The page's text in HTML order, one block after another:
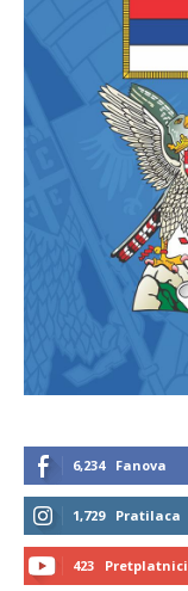
6,234 Fanova
1,729 Pratilaca
423 Pretplatnici